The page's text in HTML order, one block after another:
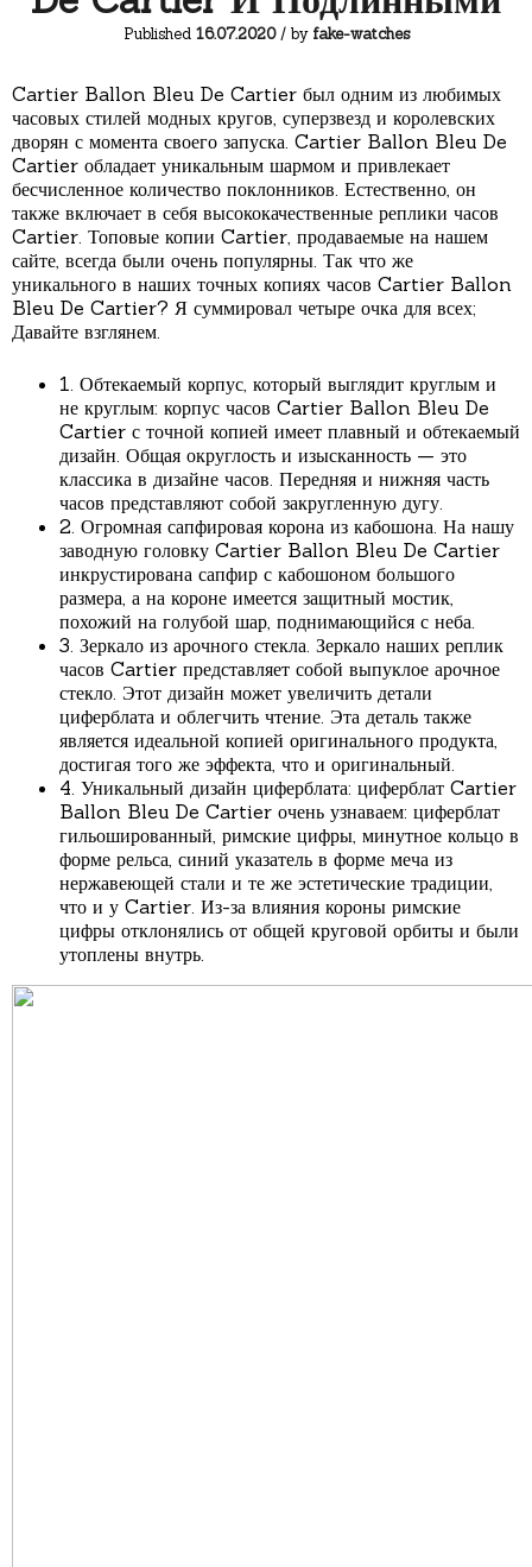
Published 16.07.2020/ by fake-watches
Cartier Ballon Bleu De Cartier был одним из любимых
часовых стилей модных кругов, суперзвезд и королевских
дворян с момента своего запуска. Cartier Ballon Bleu De
Cartier обладает уникальным шармом и привлекает
бесчисленное количество поклонников. Естественно, он
также включает в себя высококачественные реплики часов
Cartier. Топовые копии Cartier, продаваемые на нашем
сайте, всегда были очень популярны. Так что же
уникального в наших точных копиях часов Cartier Ballon
Bleu De Cartier? Я суммировал четыре очка для всех;
Давайте взглянем.
1. Обтекаемый корпус, который выглядит круглым и
не круглым: корпус часов Cartier Ballon Bleu De
Cartier с точной копией имеет плавный и обтекаемый
дизайн. Общая округлость и изысканность — это
классика в дизайне часов. Передняя и нижняя часть
часов представляют собой закругленную дугу.
2. Огромная сапфировая корона из кабошона. На нашу
заводную головку Cartier Ballon Bleu De Cartier
инкрустирована сапфир с кабошоном большого
размера, а на короне имеется защитный мостик,
похожий на голубой шар, поднимающийся с неба.
3. Зеркало из арочного стекла. Зеркало наших реплик
часов Cartier представляет собой выпуклое арочное
стекло. Этот дизайн может увеличить детали
циферблата и облегчить чтение. Эта деталь также
является идеальной копией оригинального продукта,
достигая того же эффекта, что и оригинальный.
4. Уникальный дизайн циферблата: циферблат Cartier
Ballon Bleu De Cartier очень узнаваем: циферблат
гильошированный, римские цифры, минутное кольцо в
форме рельса, синий указатель в форме меча из
нержавеющей стали и те же эстетические традиции,
что и у Cartier. Из-за влияния короны римские
цифры отклонялись от общей круговой орбиты и были
утоплены внутрь.